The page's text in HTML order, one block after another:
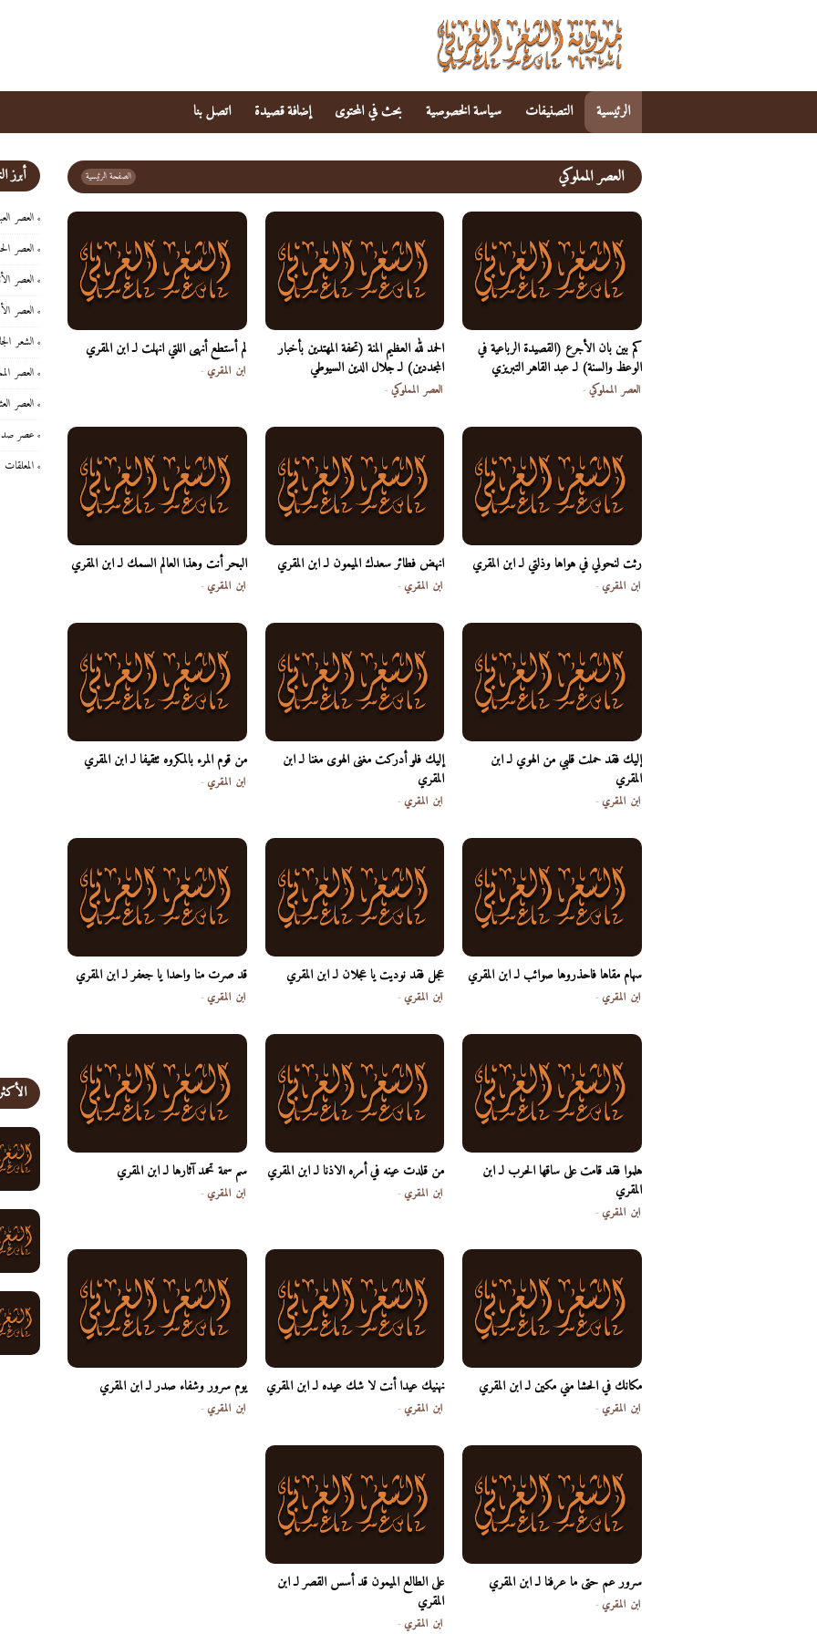
الرئيسية التصنيفات سياسة الخصوصية بحث في المحتوى إضافة قصيدة اتصل بنا
العصر المملوكي الصفحة الرئيسية
كم بين بان الأجرع (القصيدة الرباعية في
الوعظ والسنة) لـ عبد القاهر التبريزي
العصر المملوكي-
الحمد لله العظيم المنة (تحفة المهتدين بأخبار
المجددين) لـ جلال الدين السيوطي
العصر المملوكي -
لم أستطع أنهى اللتي انهلت لـ ابن المقري
ابن المقري -
رثت لنحولي في هواها وذلتي لـ ابن المقري
ابن المقري-
انهض فطائر سعدك الميمون لـ ابن المقري
ابن المقري -
البحر أنت وهذا العالم السمك لـ ابن المقري
ابن المقري -
إليك فقد حملت قلبي من الهوي لـ ابن
المقري
ابن المقري-
إليك فلو أدركت مغنى الهوى مغنا لـ ابن
المقري
ابن المقري -
من قوم المرء بالمكروه تثقيفا لـ ابن المقري
ابن المقري -
سهام مقاها فاحذروها صوائب لـ ابن المقري
ابن المقري-
عجل فقد نوديت يا عجلان لـ ابن المقري
ابن المقري -
قد صرت منا واحدا يا جعفر لـ ابن المقري
ابن المقري -
هلموا فقد قامت على ساقها الحرب لـ ابن
المقري
ابن المقري-
من قلدت عينه في أمره الاذنا لـ ابن المقري
ابن المقري -
سم سمة تحمد آثارها لـ ابن المقري
ابن المقري -
مكانك في الحشا مني مكين لـ ابن المقري
ابن المقري-
نهنيك عيدا أنت لا شك عيده لـ ابن المقري
ابن المقري -
يوم سرور وشفاء صدر لـ ابن المقري
ابن المقري -
سرور عم حتى ما عرفنا لـ ابن المقري
ابن المقري-
على الطالع الميمون قد أسس القصر لـ ابن
المقري
ابن المقري -
أبرز
العصر
العصر
العصر
العصر
الشعر
العصر
العصر
عصر
المعلقات